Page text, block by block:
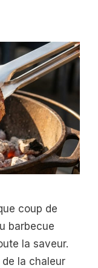
coup de
barbecue
la saveur.
de la chaleur